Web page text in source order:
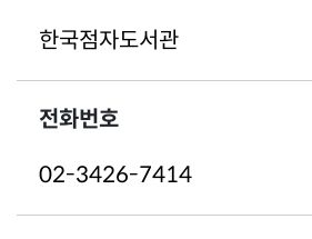
한국점자도서관
전화번호
02-3426-7414